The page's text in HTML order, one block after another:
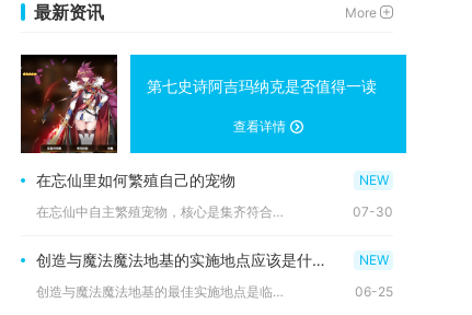
最新资讯 More
第七史诗阿吉玛纳克是否值得一读
查看详情
在忘仙里如何繁殖自己的宠物
在忘仙中自主繁殖宠物，核心是集齐符合规则的一对一代雌雄宠物，... 07-30
创造与魔法魔法地基的实施地点应该是什么地方
创造与魔法魔法地基的最佳实施地点是临近大型淡水湖的开阔平缓平... 06-25